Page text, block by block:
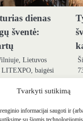
Tvarkyti sutikimą
informacijai saugoti ir
su šiomis
dienas
šventė:
Lietuvos
LITEXPO, baigėsi
bei dialogo ieškojusi